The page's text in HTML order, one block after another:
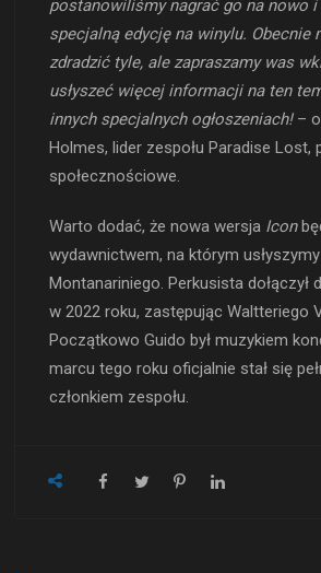
postanowiliśmy nagrać go na nowo i
specjalną edycję na winylu. Obecnie
zdradzić tyle, ale zapraszamy was
usłyszeć więcej informacji na ten
innych specjalnych ogłoszeniach!–
Holmes, lider zespołu Paradise Lost,
społecznościowe.
Warto dodać, że nowa wersja Icon
wydawnictwem, na którym usłyszymy
Montanariniego. Perkusista dołączył
w 2022 roku, zastępując Waltteriego
Początkowo Guido był muzykiem
marcu tego roku oficjalnie stał się
członkiem zespołu.